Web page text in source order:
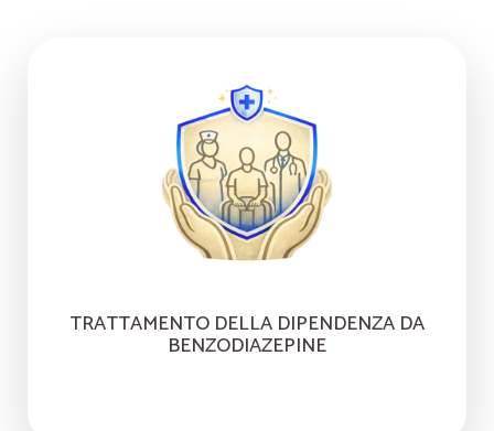
TRATTAMENTO DELLA DIPENDENZA DA
BENZODIAZEPINE